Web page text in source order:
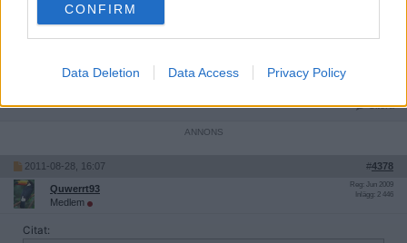
CONFIRM
Data Deletion Data Access Privacy Policy
Hur sparar jag mina sms jag har på min iPhone 4?
Tacksam för all hjälp
Citera
2011-08-28, 16:07 #4378
Quwerrt93
Medlem
Reg: Jun 2009
Inlägg: 2 446
Citat: